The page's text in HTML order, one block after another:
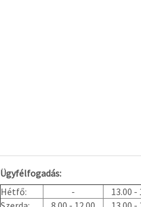
Ügyfélfogadás:
Hétfő:
-
13.00 -